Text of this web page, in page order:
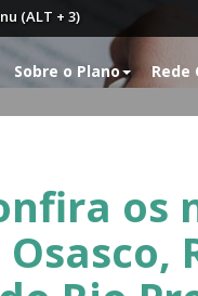
(ALT + 3)
Sobre o Plano Rede
os